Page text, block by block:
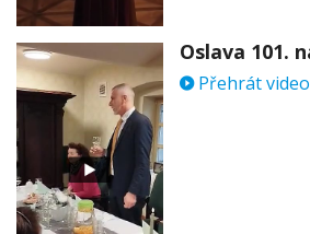
Přehrát video